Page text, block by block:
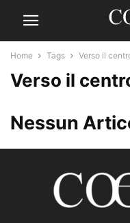
Home Tags Verso il
Verso il
Nessun